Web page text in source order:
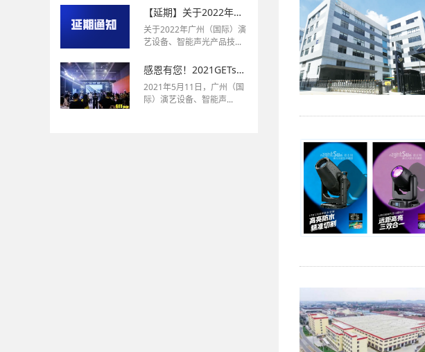
【延期】关于2022年广州（国际）演艺设备、智能声光产品技术展览会（GETshow）延期举办的通知
关于2022年广州（国际）演
艺设备、智能声光产品技...
感恩有您！2021GETshow展完美落幕！
2021年5月11日，广州（国
际）演艺设备、智能声...